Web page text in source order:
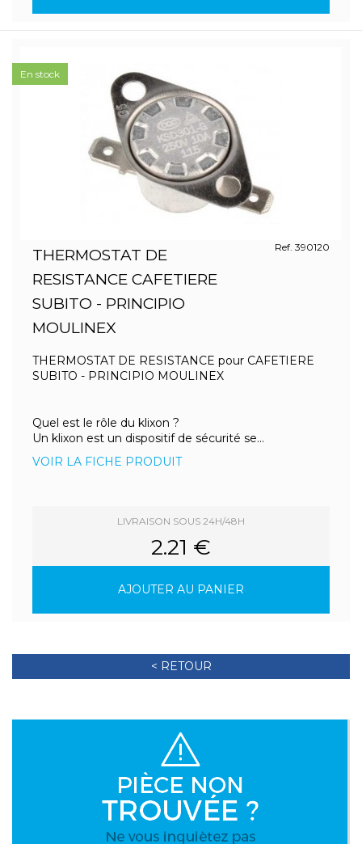
THERMOSTAT DE
RESISTANCE CAFETIERE
SUBITO - PRINCIPIO
MOULINEX
Ref. 390120
THERMOSTAT DE RESISTANCE pour CAFETIERE
SUBITO - PRINCIPIO MOULINEX
Quel est le rôle du klixon ?
Un klixon est un dispositif de sécurité se...
VOIR LA FICHE PRODUIT
LIVRAISON SOUS 24H/48H
2.21 €
AJOUTER AU PANIER
En stock
< RETOUR